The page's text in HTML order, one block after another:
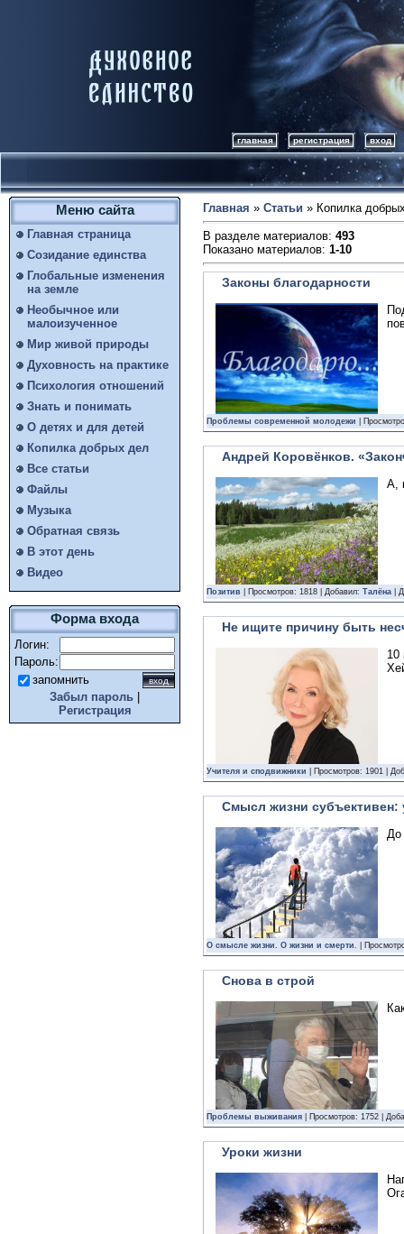
главная регистрация вход
Меню сайта
Главная страница
Созидание единства
Глобальные изменения
на земле
Необычное или
малоизученное
Мир живой природы
Духовность на практике
Психология отношений
Знать и понимать
О детях и для детей
Копилка добрых дел
Все статьи
Файлы
Музыка
Обратная связь
В этот день
Видео
Форма входа
Логин:
Пароль:
запомнить
Забыл пароль
Регистрация
Главная » Статьи » Копилка
В разделе материалов: 493
Показано материалов: 1-10
Законы благодарности
Проблемы современной молодежи |
Андрей Коровёнков.
А,
Позитив | Просмотров: 1818 | Добавил: Талёна |
Не ищите причину быть
10
Учителя и сподвижники | Просмотров: 1901 |
Смысл жизни субъективен:
До
О смысле жизни. О жизни и смерти. |
Снова в строй
Проблемы выживания | Просмотров: 1752 |
Уроки жизни